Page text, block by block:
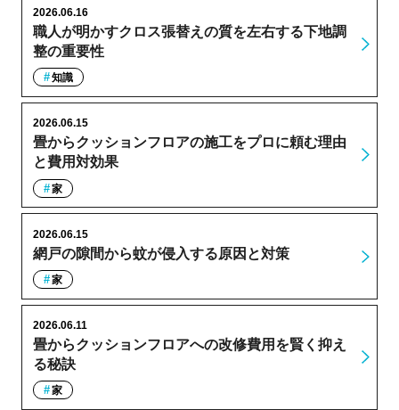
職人が明かすクロス張替えの質を左右する下地調
整の重要性
2026.06.16
知識
畳からクッションフロアの施工をプロに頼む理由
と費用対効果
2026.06.15
家
網戸の隙間から蚊が侵入する原因と対策
2026.06.15
家
畳からクッションフロアへの改修費用を賢く抑え
る秘訣
2026.06.11
家